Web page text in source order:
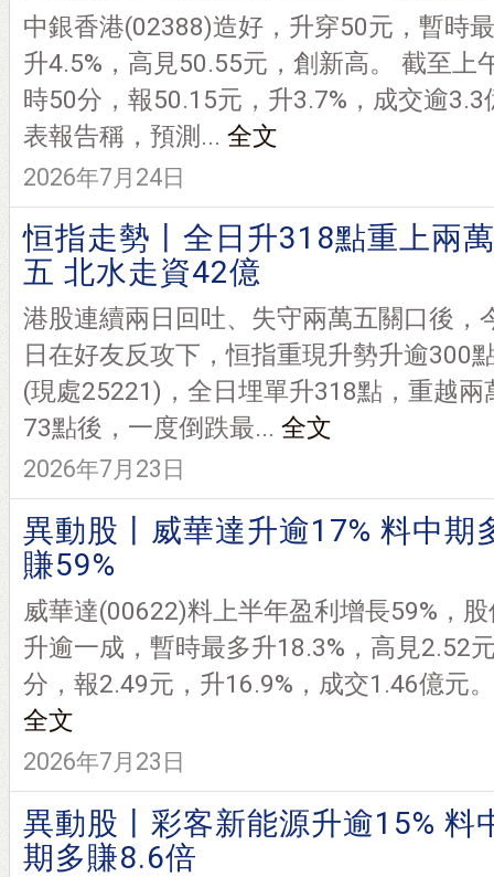
中銀香港(02388)造好，升穿50元，暫時
升4.5%，高見50.55元，創新高。 截至上
時50分，報50.15元，升3.7%，成交逾
表報告稱，預測... 全文
2026年7月24日
恒指走勢丨全日升318點重上兩萬
五 北水走資42億
港股連續兩日回吐、失守兩萬五關口後，
日在好友反攻下，恒指重現升勢升逾300
(現處25221)，全日埋單升318點，重越兩
73點後，一度倒跌最... 全文
2026年7月23日
異動股丨威華達升逾17% 料中期
賺59%
威華達(00622)料上半年盈利增長59%，股
升逾一成，暫時最多升18.3%，高見2.52
分，報2.49元，升16.9%，成交1.46億元
全文
2026年7月23日
異動股丨彩客新能源升逾15% 料
期多賺8.6倍